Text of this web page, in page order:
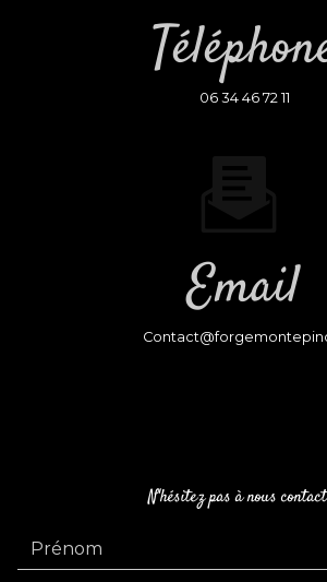
06 34 46 72 11
Email
N'hésitez pas à nous